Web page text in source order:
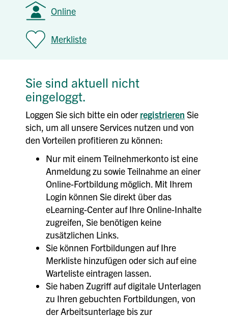
Online
Merkliste
Sie sind aktuell nicht
eingeloggt.
Loggen Sie sich bitte ein oder registrieren Sie
sich, um all unsere Services nutzen und von
den Vorteilen profitieren zu können:
Nur mit einem Teilnehmerkonto ist eine
Anmeldung zu sowie Teilnahme an einer
Online-Fortbildung möglich. Mit Ihrem
Login können Sie direkt über das
eLearning-Center auf Ihre Online-Inhalte
zugreifen, Sie benötigen keine
zusätzlichen Links.
Sie können Fortbildungen auf Ihre
Merkliste hinzufügen oder sich auf eine
Warteliste eintragen lassen.
Sie haben Zugriff auf digitale Unterlagen
zu Ihren gebuchten Fortbildungen, von
der Arbeitsunterlage bis zur